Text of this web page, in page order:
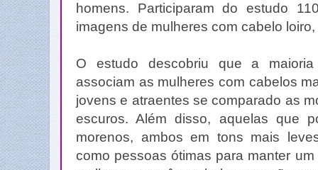
homens. Participaram do estudo
imagens de mulheres com cabelo
O estudo descobriu que a
associam as mulheres com cabelos
jovens e atraentes se comparado as
escuros. Além disso, aquelas que
morenos, ambos em tons mais
como pessoas ótimas para manter